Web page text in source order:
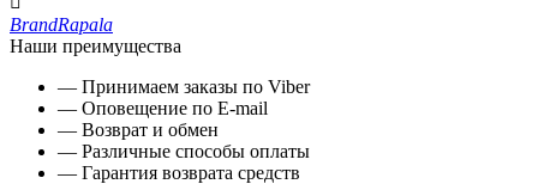
BrandRapala
Наши преимущества
— Принимаем заказы по Viber
— Оповещение по E-mail
— Возврат и обмен
— Различные способы оплаты
— Гарантия возврата средств